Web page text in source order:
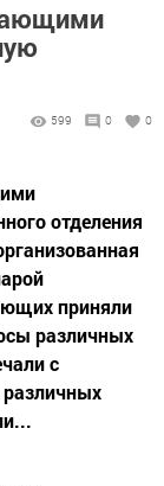
599 0 0
отделения
приняли
различных
с
различных